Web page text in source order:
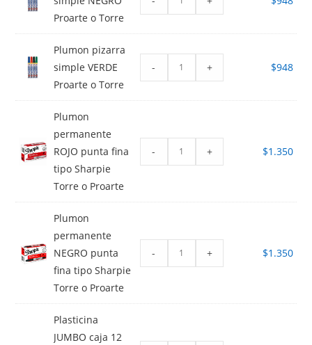
Proarte o Torre
Plumon pizarra
simple VERDE
Proarte o Torre
- + $948
Plumon
permanente
ROJO punta fina
tipo Sharpie
Torre o Proarte
- + $1.350
Plumon
permanente
NEGRO punta
fina tipo Sharpie
Torre o Proarte
- + $1.350
Plasticina
JUMBO caja 12